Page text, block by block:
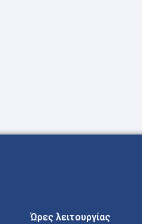
Ώρες λειτουργίας